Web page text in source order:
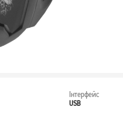
Інтерфейс
USB